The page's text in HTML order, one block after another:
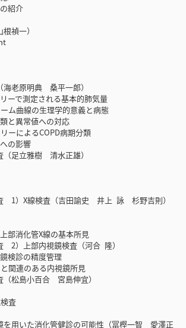
紹介
禎一）
老原明典 桑平一郎）
で測定される基本的肺気量
曲線の生理学的意義と病態
と異常値への対応
によるCOPD病期分類
の影響
足立雅樹 清水正雄）
1）X線検査（吉田諭史 井上 詠 杉野吉則）
消化管X線の基本所見
2）上部内視鏡検査（河合 隆）
検診の精度管理
連のある内視鏡所見
松島小百合 宮島伸宜）
査
を用いた消化管健診の可能性（冨樫一智 愛澤正